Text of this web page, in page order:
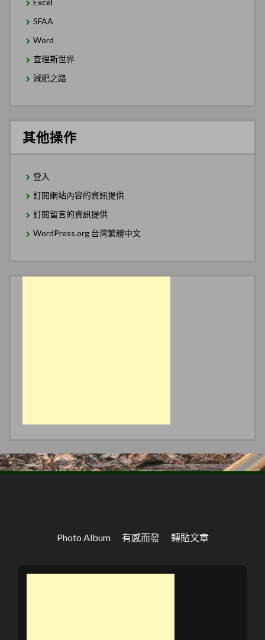
Excel
SFAA
Word
查理斯世界
減肥之路
其他操作
登入
訂閱網站內容的資訊提供
訂閱留言的資訊提供
WordPress.org 台灣繁體中文
Photo Album 有感而發 轉貼文章